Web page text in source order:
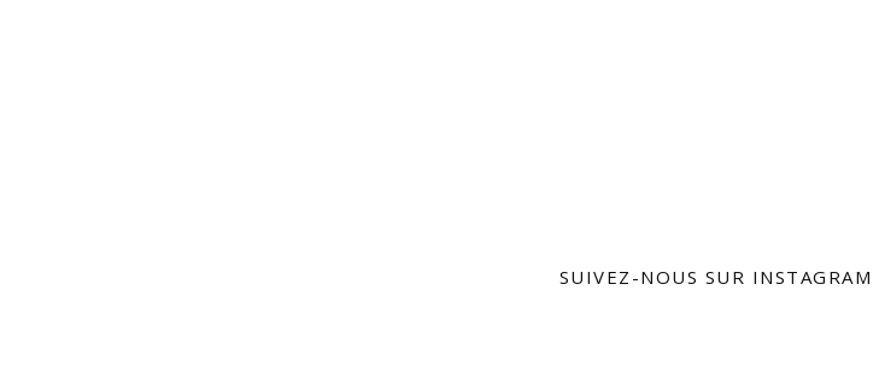
SUIVEZ-NOUS SUR INSTAGRAM